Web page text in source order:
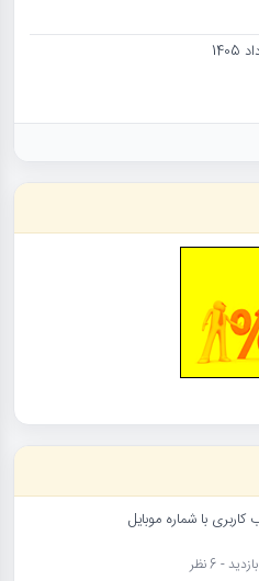
با شماره موبایل